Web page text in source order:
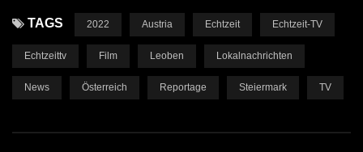
TAGS 2022 Austria Echtzeit Echtzeit-TV
Echtzeittv Film Leoben Lokalnachrichten
News Österreich Reportage Steiermark TV